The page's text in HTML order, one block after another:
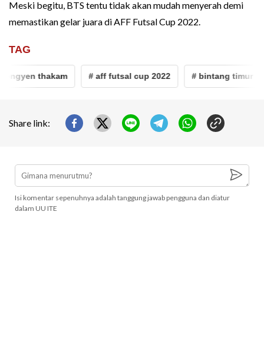
Meski begitu, BTS tentu tidak akan mudah menyerah demi
memastikan gelar juara di AFF Futsal Cup 2022.
TAG
thakam # aff futsal cup 2022 # bintang timur
Share link:
Isi komentar sepenuhnya adalah tanggung jawab pengguna dan diatur
dalam UU ITE